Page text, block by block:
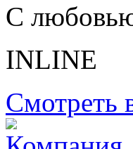
С
INLINE
Смотреть